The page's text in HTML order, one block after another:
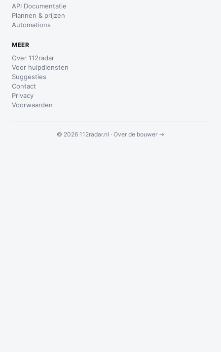
API Documentatie
Plannen & prijzen
Automations
MEER
Over 112radar
Voor hulpdiensten
Suggesties
Contact
Privacy
Voorwaarden
© 2026 112radar.nl · Over de bouwer →